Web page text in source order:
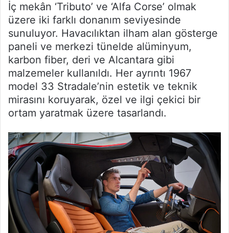
İç mekân ‘Tributo’ ve ‘Alfa Corse’ olmak
üzere iki farklı donanım seviyesinde
sunuluyor. Havacılıktan ilham alan gösterge
paneli ve merkezi tünelde alüminyum,
karbon fiber, deri ve Alcantara gibi
malzemeler kullanıldı. Her ayrıntı 1967
model 33 Stradale’nin estetik ve teknik
mirasını koruyarak, özel ve ilgi çekici bir
ortam yaratmak üzere tasarlandı.